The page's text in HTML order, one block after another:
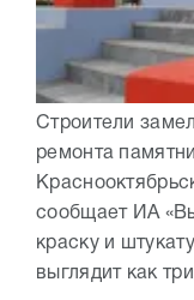
Строители
ремонта
сообщает ИА
краску и
выглядит как